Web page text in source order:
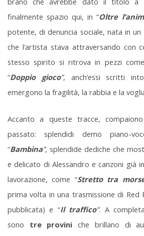
finalmente spazio qui, in “Oltre
potente, di denuncia sociale, nata in
che l’artista stava attraversando con
stesso spirito si ritrova in pezzi
“Doppio gioco”, anch’essi scritti
emergono la fragilità, la rabbia e la
Accanto a queste tracce,
passato: splendidi demo piano-
“Bambina”, splendide dediche che
e delicato di Alessandro e canzoni già
lavorazione, come “Stretto tra
prima volta in una trasmissione di Red
pubblicata) e “Il traffico”. A
sono tre provini che brillano di